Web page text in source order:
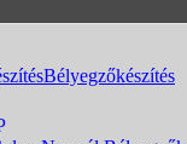
Bélyegzőkészítés